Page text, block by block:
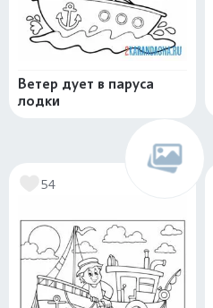
Ветер дует в паруса
лодки
54